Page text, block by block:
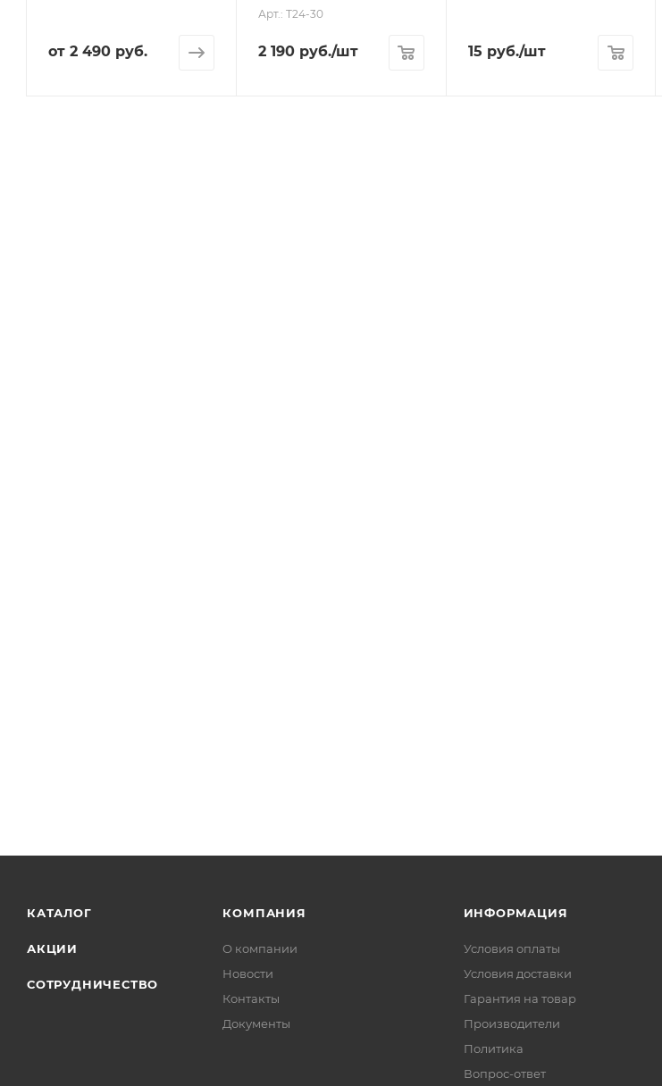
от 2 490 руб.
Арт.: T24-30
2 190руб./шт 15 руб./шт
КАТАЛОГ
АКЦИИ
СОТРУДНИЧЕСТВО
КОМПАНИЯ
О компании
Новости
Контакты
Документы
ИНФОРМАЦИЯ
Условия оплаты
Условия доставки
Гарантия на товар
Производители
Политика
Вопрос-ответ